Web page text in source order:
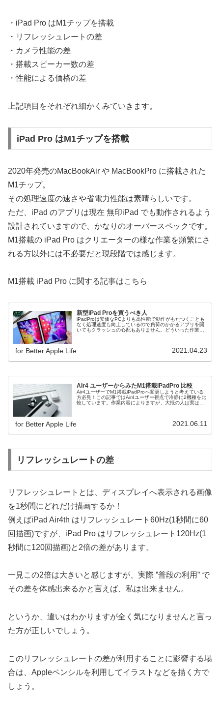
・iPad Pro はM1チップを搭載
・リフレッシュレートの差
・カメラ性能の差
・搭載スピーカー数の差
・性能による価格の差
上記項目をそれぞれ細かくみていきます。
iPad Pro はM1チップを搭載
2020年発売のMacBookAir や MacBookPro に搭載された
M1チップ。
その処理速度の速さや省電力性能は素晴らしいです。
ただ、iPad のアプリは現在 無印iPad でも動作されるよう
設計されていますので、かなりのオーバースペックです。
M1搭載の iPad Pro はクリエーターの様な作業を頻繁にさ
れる方以外には不必要だと現段階では感じます。
M1搭載 iPad Pro に関する記事はこちら
新型iPad Proを買うべき人
iPadProは安価なPCよりも高性能で動作がもたつくことも
なく処理速度も向上しているので負荷のかかるアプリを開
いてもクラッシュの心配もありません。どういった作業を
for Better Apple Life 2021.04.23
Air4 ユーザーからみたM1搭載iPadPro 比較
Air4ユーザーでM1搭載iPadProへ変更しようと考えている
方必見！この記事ではAir4ユーザー視点で冷静に2機種を比
較しています。作業内容によりますが、大抵の人は実は
for Better Apple Life 2021.06.11
リフレッシュレートの差
リフレッシュレートとは、ディスプレイへ表示される画像
を1秒間にどれだけ描画するか！
例えばiPad Air4th はリフレッシュレート60Hz(1秒間に60
回描画)ですが、iPad Pro はリフレッシュレート120Hz(1
秒間に120回描画)と2倍の差があります。
一見この2倍は大きいと感じますが、実際 ”普段の利用” で
その差を体感出来るかと言えば、私は出来ません。
というか、違いはわかりますが全く気になりませんと言っ
た方が正しいでしょう。
このリフレッシュレートの差が利用することに影響する場
合は、Appleペンシルを利用してイラストなどを描く方で
しょう。